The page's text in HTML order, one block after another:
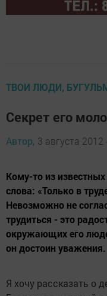
ТВОИ ЛЮДИ,
Секрет его
Автор, 3 августа 2012
Кому-то из
слова: «Только в
Невозможно не
трудиться - это
окружающих его
он достоин уважения.
Я хочу рассказать о